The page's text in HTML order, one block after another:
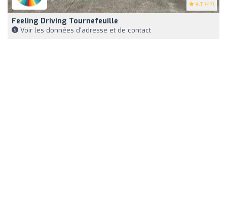
4.7 (47)
Feeling Driving Tournefeuille
Voir les données d'adresse et de contact